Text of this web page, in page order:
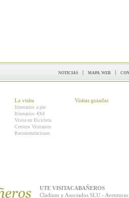
noticias | mapa web |
La visita
Itinerarios a pie
Itinerarios 4X4
Visita en Bicicleta
Centros Visitantes
Recomendaciones
Visitas guiadas
UTE VISITACABAÑEROS
Cladium y Asociados SLU -